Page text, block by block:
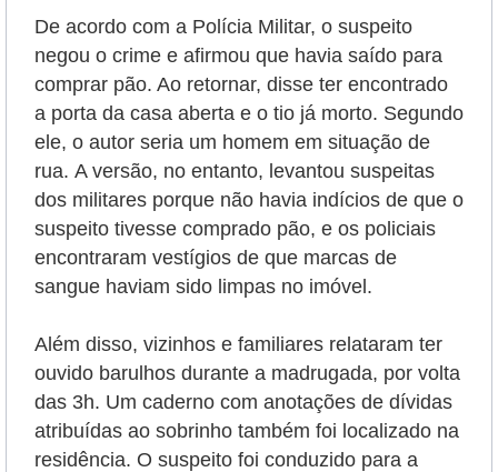
De acordo com a Polícia Militar, o suspeito
negou o crime e afirmou que havia saído para
comprar pão. Ao retornar, disse ter encontrado
a porta da casa aberta e o tio já morto. Segundo
ele, o autor seria um homem em situação de
rua. A versão, no entanto, levantou suspeitas
dos militares porque não havia indícios de que o
suspeito tivesse comprado pão, e os policiais
encontraram vestígios de que marcas de
sangue haviam sido limpas no imóvel.
Além disso, vizinhos e familiares relataram ter
ouvido barulhos durante a madrugada, por volta
das 3h. Um caderno com anotações de dívidas
atribuídas ao sobrinho também foi localizado na
residência. O suspeito foi conduzido para a